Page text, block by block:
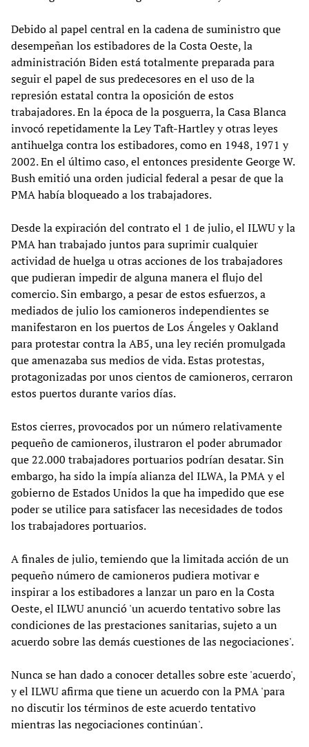
Debido al papel central en la cadena de suministro que
desempeñan los estibadores de la Costa Oeste, la
administración Biden está totalmente preparada para
seguir el papel de sus predecesores en el uso de la
represión estatal contra la oposición de estos
trabajadores. En la época de la posguerra, la Casa Blanca
invocó repetidamente la Ley Taft-Hartley y otras leyes
antihuelga contra los estibadores, como en 1948, 1971 y
2002. En el último caso, el entonces presidente George W.
Bush emitió una orden judicial federal a pesar de que la
PMA había bloqueado a los trabajadores.
Desde la expiración del contrato el 1 de julio, el ILWU y la
PMA han trabajado juntos para suprimir cualquier
actividad de huelga u otras acciones de los trabajadores
que pudieran impedir de alguna manera el flujo del
comercio. Sin embargo, a pesar de estos esfuerzos, a
mediados de julio los camioneros independientes se
manifestaron en los puertos de Los Ángeles y Oakland
para protestar contra la AB5, una ley recién promulgada
que amenazaba sus medios de vida. Estas protestas,
protagonizadas por unos cientos de camioneros, cerraron
estos puertos durante varios días.
Estos cierres, provocados por un número relativamente
pequeño de camioneros, ilustraron el poder abrumador
que 22.000 trabajadores portuarios podrían desatar. Sin
embargo, ha sido la impía alianza del ILWA, la PMA y el
gobierno de Estados Unidos la que ha impedido que ese
poder se utilice para satisfacer las necesidades de todos
los trabajadores portuarios.
A finales de julio, temiendo que la limitada acción de un
pequeño número de camioneros pudiera motivar e
inspirar a los estibadores a lanzar un paro en la Costa
Oeste, el ILWU anunció 'un acuerdo tentativo sobre las
condiciones de las prestaciones sanitarias, sujeto a un
acuerdo sobre las demás cuestiones de las negociaciones'.
Nunca se han dado a conocer detalles sobre este 'acuerdo',
y el ILWU afirma que tiene un acuerdo con la PMA 'para
no discutir los términos de este acuerdo tentativo
mientras las negociaciones continúan'.